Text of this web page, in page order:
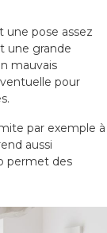
une pose assez
une grande
mauvais
pour
par exemple à
aussi
permet des